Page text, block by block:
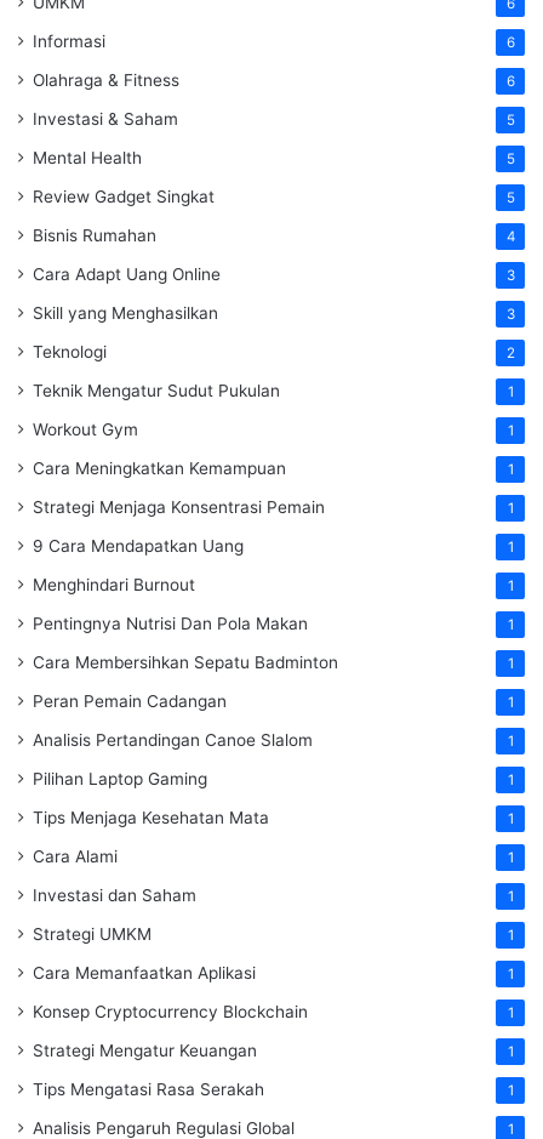
6
Informasi 6
Olahraga & Fitness 6
Investasi & Saham 5
Mental Health 5
Review Gadget Singkat 5
Bisnis Rumahan 4
Cara Adapt Uang Online 3
Skill yang Menghasilkan 3
Teknologi 2
Teknik Mengatur Sudut Pukulan 1
Workout Gym 1
Cara Meningkatkan Kemampuan 1
Strategi Menjaga Konsentrasi Pemain 1
9 Cara Mendapatkan Uang 1
Menghindari Burnout 1
Pentingnya Nutrisi Dan Pola Makan 1
Cara Membersihkan Sepatu Badminton 1
Peran Pemain Cadangan 1
Analisis Pertandingan Canoe Slalom 1
Pilihan Laptop Gaming 1
Tips Menjaga Kesehatan Mata 1
Cara Alami 1
Investasi dan Saham 1
Strategi UMKM 1
Cara Memanfaatkan Aplikasi 1
Konsep Cryptocurrency Blockchain 1
Strategi Mengatur Keuangan 1
Tips Mengatasi Rasa Serakah 1
Analisis Pengaruh Regulasi Global 1